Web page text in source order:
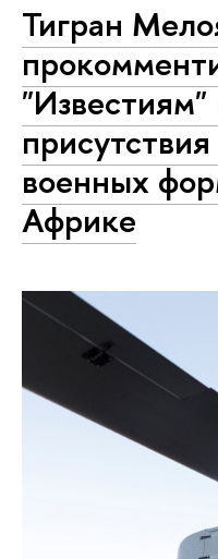
Тигран
"Известиям"
военных
Африке